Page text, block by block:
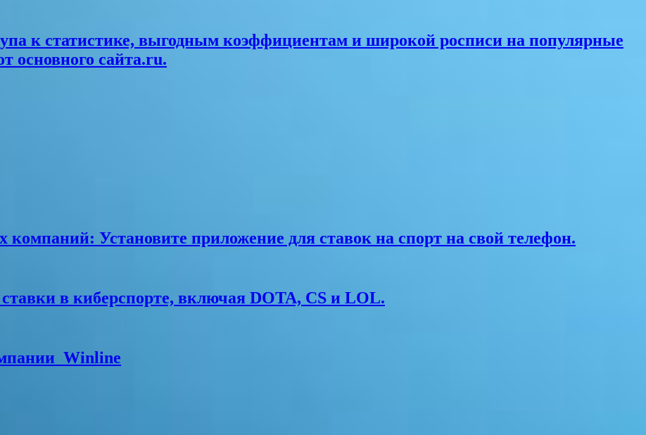
к статистике, выгодным коэффициентам и широкой росписи на популярные
основного сайта.ru.
Установите приложение для ставок на спорт на свой телефон.
в киберспорте, включая DOTA, CS и LOL.
Winline